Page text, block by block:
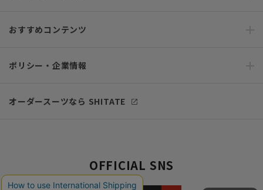
おすすめコンテンツ
ポリシー・企業情報
オーダースーツなら SHITATE
OFFICIAL SNS